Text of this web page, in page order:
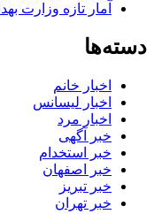
آمار تازه وزارت
دسته‌ها
اخبار خانم
اخبار لیسانس
اخبار مرد
خبر آگهی
خبر استخدام
خبر اصفهان
خبر تبریز
خبر تهران